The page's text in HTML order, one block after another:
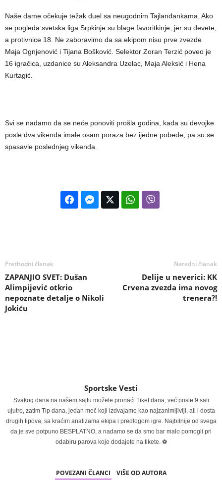
Naše dame očekuje težak duel sa neugodnim Tajlanđankama. Ako
se pogleda svetska liga Srpkinje su blage favoritkinje, jer su devete,
a protivnice 18. Ne zaboravimo da sa ekipom nisu prve zvezde
Maja Ognjenović i Tijana Bošković. Selektor Zoran Terzić poveo je
16 igračica, uzdanice su Aleksandra Uzelac, Maja Aleksić i Hena
Kurtagić.
Svi se nadamo da se neće ponoviti prošla godina, kada su devojke
posle dva vikenda imale osam poraza bez ijedne pobede, pa su se
spasavle poslednjeg vikenda.
Prethodni članak
ZAPANJIO SVET: Dušan
Alimpijević otkrio
nepoznate detalje o Nikoli
Jokiću
Naredni članak
Delije u neverici: KK
Crvena zvezda ima novog
trenera?!
Sportske Vesti
Svakog dana na našem sajtu možete pronaći Tiket dana, već posle 9 sati
ujutro, zatim Tip dana, jedan meč koji izdvajamo kao najzanimljiviji, ali i dosta
drugih tipova, sa kraćim analizama ekipa i predlogom igre. Najbitnije od svega
da je sve potpuno BESPLATNO, a nadamo se da smo bar malo pomogli pri
odabiru parova koje dodajete na tikete. ⚽
POVEZANI ČLANCI VIŠE OD AUTORA